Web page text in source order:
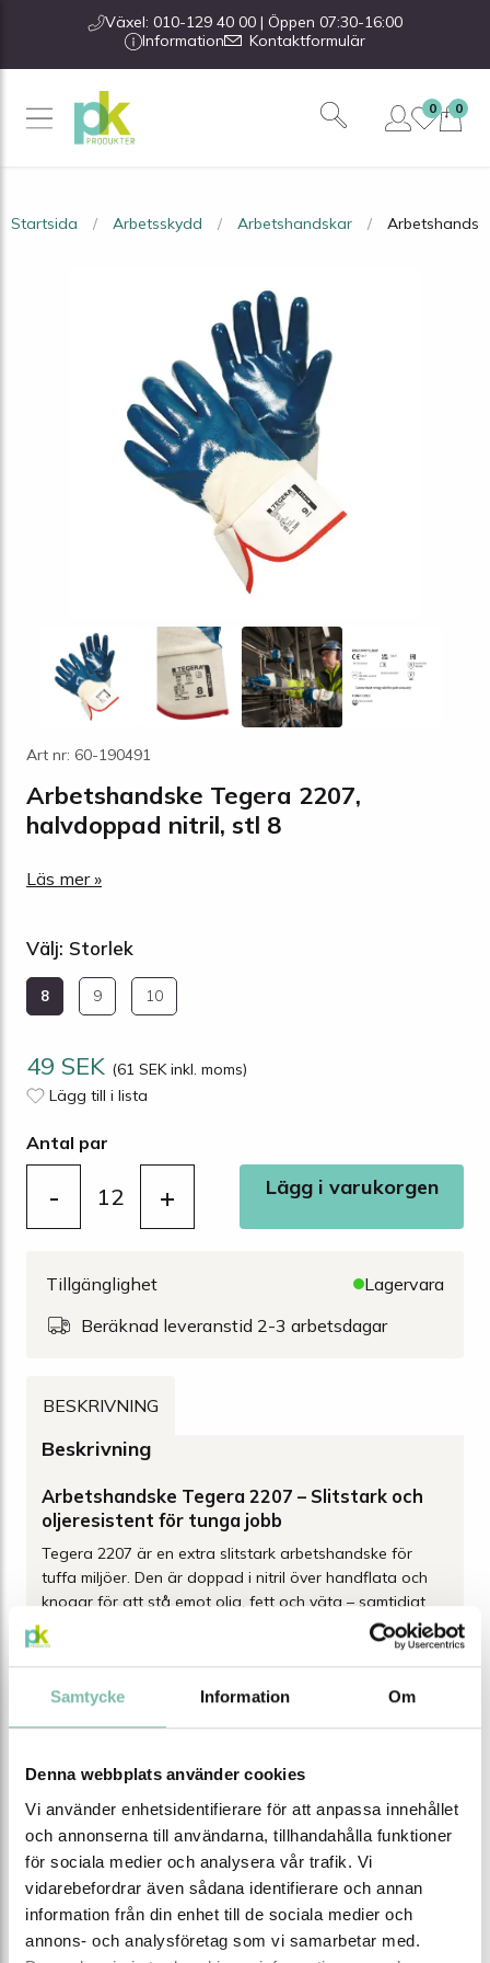
Samtycke Information Om
Denna webbplats använder cookies
Vi använder enhetsidentifierare för att anpassa innehållet
och annonserna till användarna, tillhandahålla funktioner
för sociala medier och analysera vår trafik. Vi
vidarebefordrar även sådana identifierare och annan
information från din enhet till de sociala medier och
annons- och analysföretag som vi samarbetar med.
Växel: 010-129 40 00 | Öppen 07:30-16:00
Information
Kontaktformulär
0
0
Startsida Arbetsskydd Arbetshandskar
Art nr: 60-190491
Arbetshandske Tegera 2207,
halvdoppad nitril, stl 8
Läs mer »
Välj: Storlek
8 9 10
49 SEK (61 SEK inkl. moms)
Lägg till i lista
Antal par
- 12 + Lägg i varukorgen
Tillgänglighet
Lagervara
Beräknad leveranstid 2-3 arbetsdagar
BESKRIVNING
Beskrivning
Arbetshandske Tegera 2207 – Slitstark och
oljeresistent för tunga jobb
Tegera 2207 är en extra slitstark arbetshandske för
tuffa miljöer. Den är doppad i nitril över handflata och
knogar för att stå emot olja, fett och väta – samtidigt
som den ger ett säkert grepp. Med bomullsfoder, latexfri
design och värmetålighet upp till 100 °C är den ett
utmärkt val för dig som arbetar i smutsiga, fuktiga eller
oljiga miljöer.
Nitrildoppad handflata och knogar – olje-, fett- och
vattenavvisande
Tål kontaktvärme upp till 100 °C
Bomullsfodrad för ökad komfort
Latexfri
Hög slitstyrka för lång hållbarhet